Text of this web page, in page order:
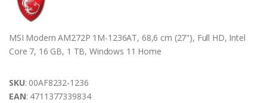
MSI Modern AM272P 1M-1236AT, 68,6 cm (27"), Full HD, Intel
Core 7, 16 GB, 1 TB, Windows 11 Home
SKU: 00AF8232-1236
EAN: 4711377339834